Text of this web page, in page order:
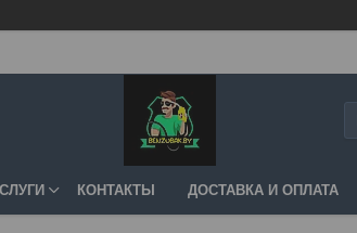
КОНТАКТЫ ДОСТАВКА И ОПЛАТА